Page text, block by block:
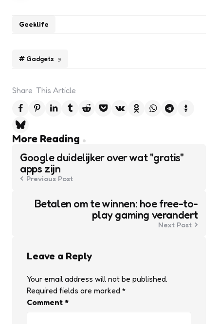
Gadgets 9
Geeklife
Share This Article
More Reading
Post
navigation
Google duidelijker over wat "gratis"
apps zijn
Previous Post
Betalen om te winnen: hoe free-to-
play gaming verandert
Next Post
Leave a Reply
Your email address will not be published.
Required fields are marked *
Comment *